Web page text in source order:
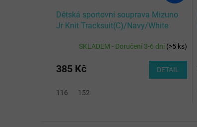
Dětská sportovní souprava Mizuno
Jr Knit Tracksuit(C)/Navy/White
SKLADEM - Doručení 3-6 dní(>5 ks)
385 Kč DETAIL
116 152